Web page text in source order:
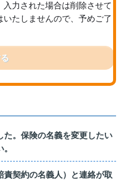
力された場合は削除させて
たしませんので、予めご了
た。保険の名義を変更したい
責契約の名義人）と連絡が取